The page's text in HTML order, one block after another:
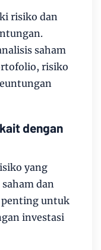
risiko dan
saham
risiko
dengan
yang
dan
penting untuk
investasi